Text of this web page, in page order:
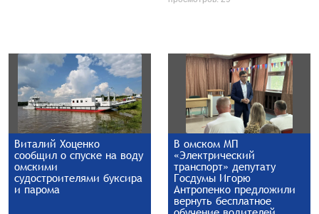
Виталий Хоценко
сообщил о спуске на воду
омскими
судостроителями буксира
и парома
В омском МП
«Электрический
транспорт» депутату
Госдумы Игорю
Антропенко предложили
вернуть бесплатное